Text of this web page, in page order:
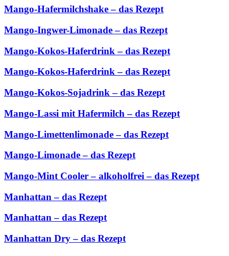
Mango-Hafermilchshake – das Rezept
Mango-Ingwer-Limonade – das Rezept
Mango-Kokos-Haferdrink – das Rezept
Mango-Kokos-Haferdrink – das Rezept
Mango-Kokos-Sojadrink – das Rezept
Mango-Lassi mit Hafermilch – das Rezept
Mango-Limettenlimonade – das Rezept
Mango-Limonade – das Rezept
Mango-Mint Cooler – alkoholfrei – das Rezept
Manhattan – das Rezept
Manhattan – das Rezept
Manhattan Dry – das Rezept